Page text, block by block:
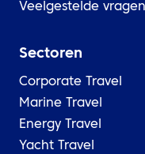
Veelgestelde vragen
Sectoren
Corporate Travel
Marine Travel
Energy Travel
Yacht Travel